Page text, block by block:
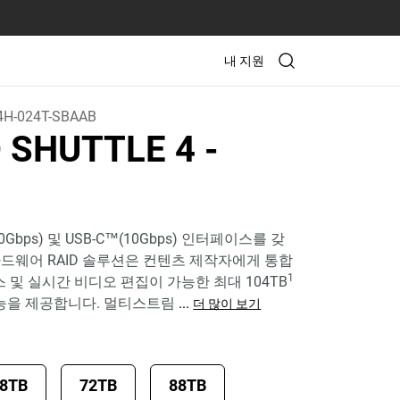
내 지원
024T-SBAAB
SHUTTLE 4 -
및 USB-C™(10Gbps) 인터페이스를 갖
웨어 RAID 솔루션은 컨텐츠 제작자에게 통합
및 실시간 비디오 편집이 가능한 최대 104TB1
을 제공합니다. 멀티스트림 ... 더 많이 보기
72TB 88TB